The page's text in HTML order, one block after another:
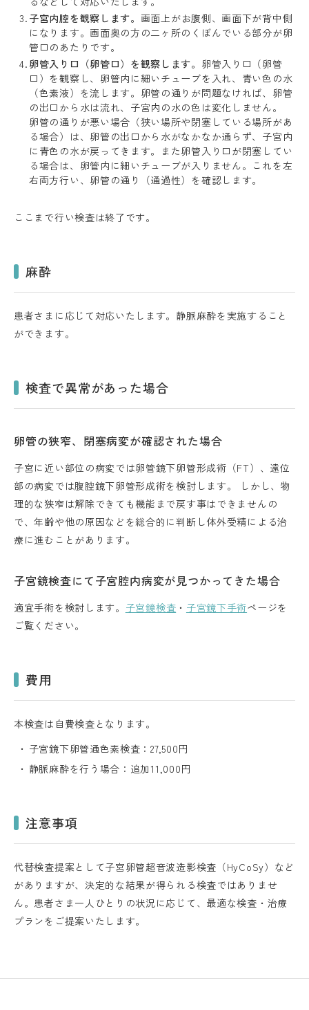
子宮内腔を観察します。 画面上がお腹側、画面下が背中側
になります。画面奥の方の二ヶ所のくぼんでいる部分が卵
管口のあたりです。
卵管入り口（卵管口）を観察します。 卵管入り口（卵管
口）を観察し、卵管内に細いチューブを入れ、青い色の水
（色素液）を流します。卵管の通りが問題なければ、卵管
の出口から水は流れ、子宮内の水の色は変化しません。
卵管の通りが悪い場合（狭い場所や閉塞している場所があ
る場合）は、卵管の出口から水がなかなか通らず、子宮内
に青色の水が戻ってきます。また卵管入り口が閉塞してい
る場合は、卵管内に細いチューブが入りません。これを左
右両方行い、卵管の通り（通過性）を確認します。
ここまで行い検査は終了です。
麻酔
患者さまに応じて対応いたします。静脈麻酔を実施すること
ができます。
検査で異常があった場合
卵管の狭窄、閉塞病変が確認された場合
子宮に近い部位の病変では卵管鏡下卵管形成術（FT）、遠位
部の病変では腹腔鏡下卵管形成術を検討します。 しかし、物
理的な狭窄は解除できても機能まで戻す事はできませんの
で、年齢や他の原因などを総合的に判断し体外受精による治
療に進むことがあります。
子宮鏡検査にて子宮腔内病変が見つかってきた場合
適宜手術を検討します。 子宮鏡検査 ・ 子宮鏡下手術ページを
ご覧ください。
費用
本検査は自費検査となります。
子宮鏡下卵管通色素検査：27,500円
静脈麻酔を行う場合：追加11,000円
注意事項
代替検査提案として子宮卵管超音波造影検査（HyCoSy）など
がありますが、決定的な結果が得られる検査ではありませ
ん。患者さま一人ひとりの状況に応じて、最適な検査・治療
プランをご提案いたします。